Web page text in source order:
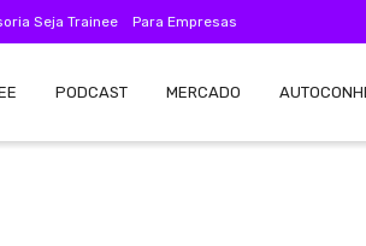
Seja Trainee Para Empresas
PODCAST MERCADO